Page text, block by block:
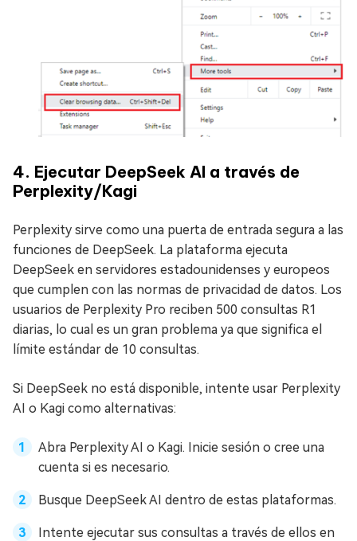
4. Ejecutar DeepSeek AI a través de
Perplexity/Kagi
Perplexity sirve como una puerta de entrada segura a las
funciones de DeepSeek. La plataforma ejecuta
DeepSeek en servidores estadounidenses y europeos
que cumplen con las normas de privacidad de datos. Los
usuarios de Perplexity Pro reciben 500 consultas R1
diarias, lo cual es un gran problema ya que significa el
límite estándar de 10 consultas.
Si DeepSeek no está disponible, intente usar Perplexity
AI o Kagi como alternativas:
Abra Perplexity AI o Kagi. Inicie sesión o cree una
cuenta si es necesario.
Busque DeepSeek AI dentro de estas plataformas.
Intente ejecutar sus consultas a través de ellos en